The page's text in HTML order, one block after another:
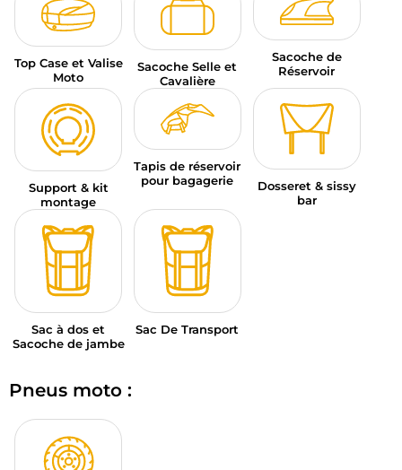
Top Case et Valise
Moto
Sacoche Selle et
Cavalière
Sacoche de
Réservoir
Support & kit
montage
Tapis de réservoir
pour bagagerie
Dosseret & sissy
bar
Sac à dos et
Sacoche de jambe
Sac De Transport
Pneus moto :